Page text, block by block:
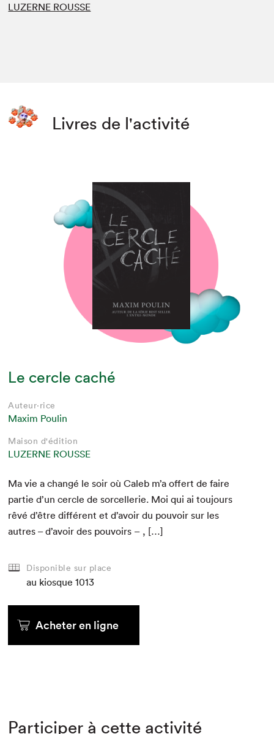
LUZERNE ROUSSE
Livres de l'activité
Le cercle caché
Auteur·rice
Maxim Poulin
Maison d'édition
LUZERNE ROUSSE
Ma vie a changé le soir où Caleb m’a offert de faire
par­tie d’un cer­cle de sor­cel­lerie. Moi qui ai tou­jours
rêvé d’être dif­férent et d’avoir du pou­voir sur les
autres – d’avoir des pouvoirs – , […]
Disponible sur place
au kiosque 1013
Acheter en ligne
Participer à cette activité